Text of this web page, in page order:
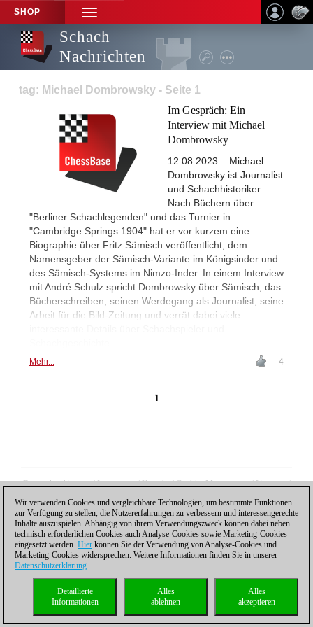
SHOP
TOGGLE
NAVIGATION
Schach
Nachrichten
tag: Michael Dombrowsky - Seite 1
Im Gespräch: Ein
Interview mit Michael
Dombrowsky
12.08.2023 – Michael
Dombrowsky ist Journalist
und Schachhistoriker.
Nach Büchern über
"Berliner Schachlegenden" und das Turnier in
"Cambridge Springs 1904" hat er vor kurzem eine
Biographie über Fritz Sämisch veröffentlicht, dem
Namensgeber der Sämisch-Variante im Königsinder und
des Sämisch-Systems im Nimzo-Inder. In einem Interview
mit André Schulz spricht Dombrowsky über Sämisch, das
Bücherschreiben, seinen Werdegang als Journalist, seine
Arbeit für die Bild-Zeitung und verrät dabei viele
Mehr... 4
1
Datenschutzhinweis|Impressum|Kontakt|Cookies Management|Lizenzen|
© 2017 ChessBase GmbH | Osterbekstraße 90a | 22083 Hamburg | Deutschland
coldest news
Wir verwenden Cookies und vergleichbare Technologien, um bestimmte Funktionen
zur Verfügung zu stellen, die Nutzererfahrungen zu verbessern und interessengerechte
Inhalte auszuspielen. Abhängig von ihrem Verwendungszweck können dabei neben
technisch erforderlichen Cookies auch Analyse-Cookies sowie Marketing-Cookies
eingesetzt werden. Hier können Sie der Verwendung von Analyse-Cookies und
Marketing-Cookies widersprechen. Weitere Informationen finden Sie in unserer
Datenschutzerklärung.
Alles
akzeptieren
Alles
ablehnen
Detaillierte
Informationen